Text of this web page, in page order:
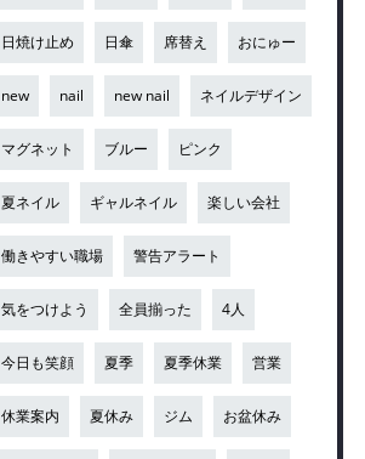
日焼け止め 日傘 席替え おにゅー
new nail new nail ネイルデザイン
マグネット ブルー ピンク
夏ネイル ギャルネイル 楽しい会社
働きやすい職場 警告アラート
気をつけよう 全員揃った 4人
今日も笑顔 夏季 夏季休業 営業
休業案内 夏休み ジム お盆休み